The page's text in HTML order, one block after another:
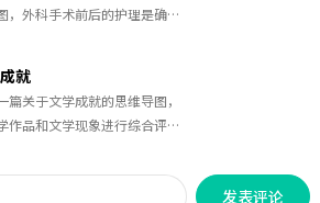
，外科手术前后的护理是确保
就
篇关于文学成就的思维导图，
作品和文学现象进行综合评价
值、文化内涵以及社会影响。
发表评论